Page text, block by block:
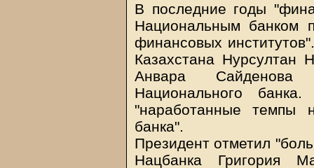
В последние годы
Национальным банком
финансовых
Казахстана Нурсултан
Анвара Сайденова
Национального
"наработанные темпы
банка".
Президент отметил
Нацбанка Григория